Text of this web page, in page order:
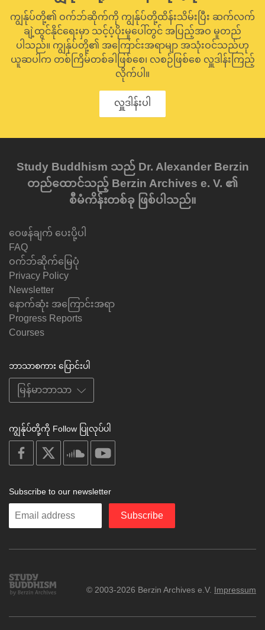
ကျွန်ုပ်တို့၏ ဝက်ဘ်ဆိုက်ကို ကျွန်ုပ်တို့ထိန်းသိမ်းပြီး ဆက်လက်
ချဲ့ထွင်နိုင်ရေးမှာ သင့်ပံ့ပိုးမှုပေါ်တွင် အပြည့်အဝ မူတည်
ပါသည်။ ကျွန်ုပ်တို့၏ အကြောင်းအရာမျာ အသုံးဝင်သည်ဟု
ယူဆပါက တစ်ကြိမ်တစ်ခါဖြစ်စေ၊ လစဉ်ဖြစ်စေ လှူဒါန်းကြည့်
လိုက်ပါ။
လှူဒါန်းပါ
Study Buddhism သည် Dr. Alexander Berzin
တည်ထောင်သည့် Berzin Archives e. V. ၏
စီမံကိန်းတစ်ခု ဖြစ်ပါသည်။
ဝေဖန်ချက် ပေးပို့ပါ
FAQ
ဝက်ဘ်ဆိုက်မြေပုံ
Privacy Policy
Newsletter
နောက်ဆုံး အကြောင်းအရာ
Progress Reports
Courses
ဘာသာစကား ပြောင်းပါ
ကျွန်ုပ်တို့ကို Follow ပြုလုပ်ပါ
on
facebook
soundcloud
Subscribe to our newsletter
Enter
Subscribe
Study
Buddhism
© 2003-2026 Berzin Archives e.V. Impressum